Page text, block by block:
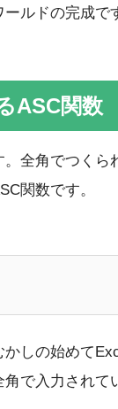
ルドの完成で
ASC関数
全角でつく
関数です。
しの始めて
で入力されて